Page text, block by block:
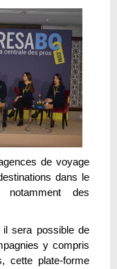
de voyage
dans le
des
il sera possible de
y compris
cette plate-forme